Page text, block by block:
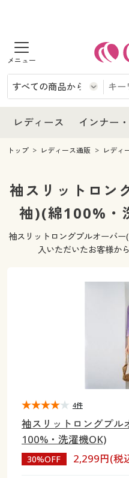
商品を探す
レディース
レディースファッション
女性下着
インナー・下着
インナー・下着通販すべて
女性下着
メンズ下着
ジュニア・ティーンズ下着
メンズ
メンズ通販すべて
メンズファッション
メンズ下着
家電・雑貨
家電・雑貨すべて
キッチン・雑貨・日用品
寝具・インテリア・家具
寝具・インテリア・家具通
カーテン・ラグ・ファブリッ
美容・健康
美容・健康通販すべて
大きいサイズ レディース下着
大きいサイズ メンズ
カタログ
レディース インナー
レディース
レディース通販すべて
レディースファッション
インナー・下着
インナー・下着通販すべて
ジュニア・ティーンズ下着
メンズ
メンズ下着
家電
キッチン・雑貨・日用品
寝具・インテリア・家具通販
家具・収納
カーテン・ラグ・ファブリッ
美容・健康
美容・健康通販すべて
制服・スクール
大きいサイズ レディース下着
大きいサイズ メンズ
大きいサイズ 事務・制服
カタログ
カタログ・チラシからの
デジタルカタログ
トップ レディース通販 レディ
袖スリットロン
袖)(綿100%・
袖スリットロングプルオーバ
入いただいたお客様か
袖スリットロングプル
100%・洗濯機OK)
30%OFF 2,299円(税
4件